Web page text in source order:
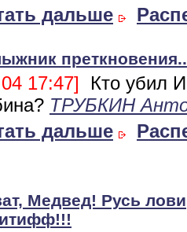
дальше
17:47] Кто убил
ТРУБКИН
дальше
Медвед! Русь лови